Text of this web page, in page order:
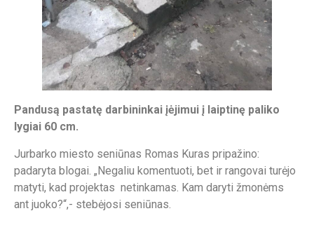
Pandusą pastatę darbininkai įėjimui į laiptinę paliko
lygiai 60 cm.
Jurbarko miesto seniūnas Romas Kuras pripažino:
padaryta blogai. „Negaliu komentuoti, bet ir rangovai turėjo
matyti, kad projektas netinkamas. Kam daryti žmonėms
ant juoko?“,- stebėjosi seniūnas.